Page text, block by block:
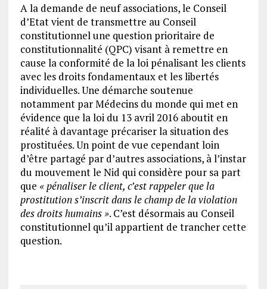
A la demande de neuf associations, le Conseil
d’Etat vient de transmettre au Conseil
constitutionnel une question prioritaire de
constitutionnalité (QPC) visant à remettre en
cause la conformité de la loi pénalisant les clients
avec les droits fondamentaux et les libertés
individuelles. Une démarche soutenue
notamment par Médecins du monde qui met en
évidence que la loi du 13 avril 2016 aboutit en
réalité à davantage précariser la situation des
prostituées. Un point de vue cependant loin
d’être partagé par d’autres associations, à l’instar
du mouvement le Nid qui considère pour sa part
que « pénaliser le client, c’est rappeler que la
prostitution s’inscrit dans le champ de la violation
des droits humains ». C’est désormais au Conseil
constitutionnel qu’il appartient de trancher cette
question.